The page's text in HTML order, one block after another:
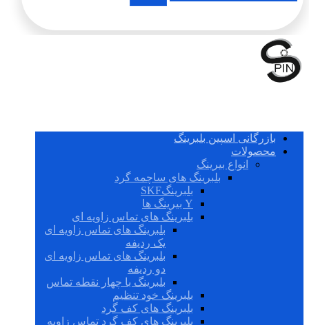
بازرگانی اسپین بلبرینگ
محصولات
انواع بیرینگ
بلبرینگ های ساچمه گرد
بلبرینگSKF
Y بیرینگ ها
بلبرینگ های تماس زاویه ای
بلبرینگ های تماس زاویه ای
یک ردیفه
بلبرینگ های تماس زاویه ای
دو ردیفه
بلبرینگ با چهار نقطه تماس
بلبرینگ خود تنظیم
بلبرینگ های کف گرد
بلبرینگ های کف گرد تماس زاویه